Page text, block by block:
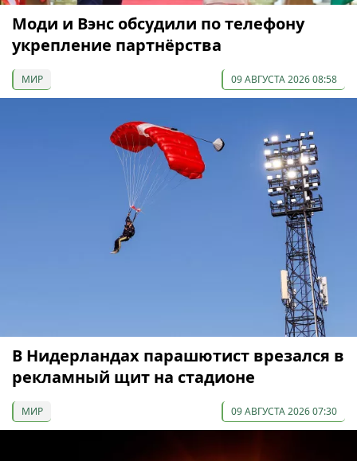
Моди и Вэнс обсудили по телефону
укрепление партнёрства
МИР 09 АВГУСТА 2026 08:58
В Нидерландах парашютист врезался в
рекламный щит на стадионе
МИР 09 АВГУСТА 2026 07:30